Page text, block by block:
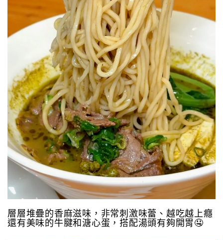
層層堆疊的香麻滋味，非常刺激味蕾、越吃越上癮
還有美味的牛腱和溏心蛋，搭配湯頭有夠開胃🤤